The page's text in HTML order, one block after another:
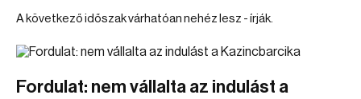
A következő időszak várhatóan nehéz lesz - írják.
Fordulat: nem vállalta az indulást a